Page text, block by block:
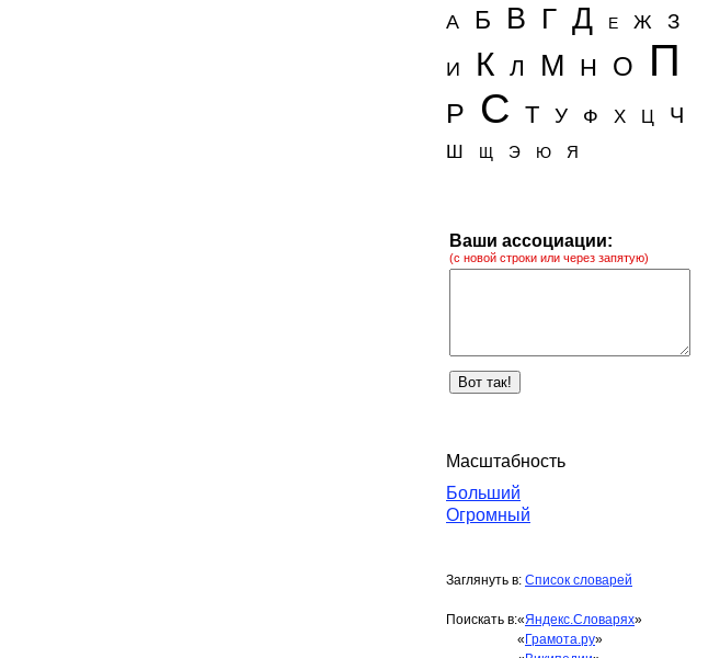
А
Б В Г Д Е Ж З
И К Л М Н О П
Р С Т У Ф Х Ц Ч
Ш Щ Э Ю Я
Ваши ассоциации:
(с новой строки или через запятую)
Масштабность
Больший
Огромный
Заглянуть в: Список словарей
Поискать в:«Яндекс.Словарях»
« Грамота.ру»